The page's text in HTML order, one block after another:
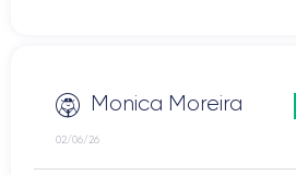
Monica Moreira
02/06/26